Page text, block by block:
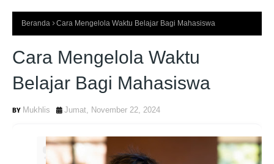
Beranda Cara Mengelola Waktu Belajar Bagi Mahasiswa
Cara Mengelola Waktu
Belajar Bagi Mahasiswa
Mukhlis Jumat, November 22, 2024